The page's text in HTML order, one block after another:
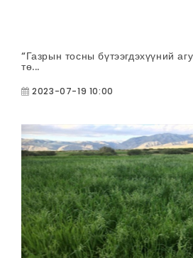
“Газрын тосны бүтээгдэхүүний
тө...
2023-07-19 10:00